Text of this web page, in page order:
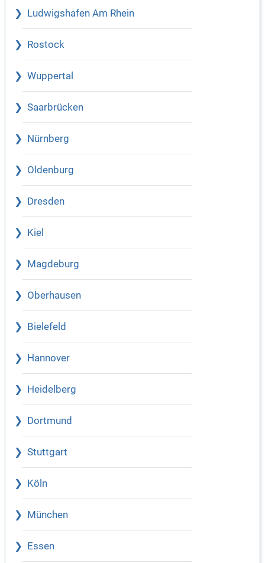
Ludwigshafen Am Rhein
Rostock
Wuppertal
Saarbrücken
Nürnberg
Oldenburg
Dresden
Kiel
Magdeburg
Oberhausen
Bielefeld
Hannover
Heidelberg
Dortmund
Stuttgart
Köln
München
Essen